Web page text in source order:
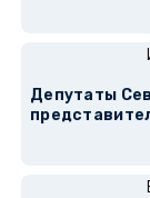
Депутаты